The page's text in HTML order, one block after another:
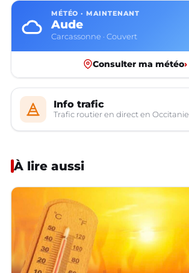
MÉTÉO · MAINTENANT
Aude
Carcassonne · Couvert
Consulter ma météo›
Info trafic
Trafic routier en direct en Occitanie
À lire aussi